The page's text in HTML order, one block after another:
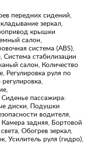
передних сидений,
зеркал,
крышки
салон,
система (ABS),
Система стабилизации
салон, Количество
Регулировка руля по
пассажира:
диски, Подушки
водителя,
задняя, Бортовой
Обогрев зеркал,
Усилитель руля (гидро),